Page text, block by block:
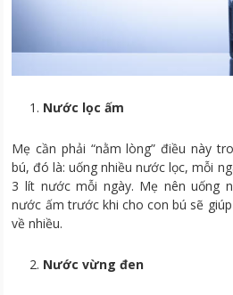
Nước lọc ấm
Mẹ cần phải “nằm lòng” điều này
bú, đó là: uống nhiều nước lọc, mỗi
3 lít nước mỗi ngày. Mẹ nên uống
nước ấm trước khi cho con bú sẽ
về nhiều.
Nước vừng đen